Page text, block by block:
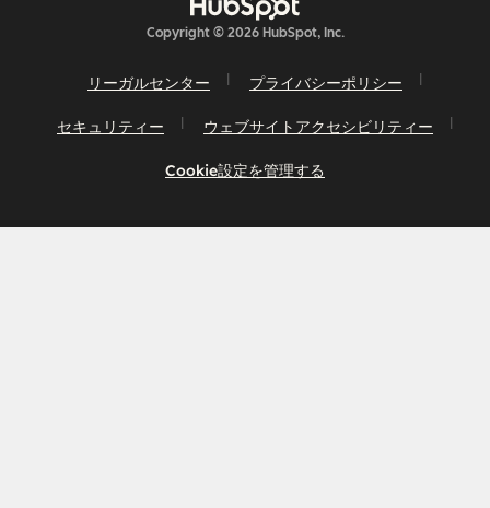
Copyright © 2026 HubSpot, Inc.
リーガルセンター プライバシーポリシー
セキュリティー ウェブサイトアクセシビリティー
Cookie設定を管理する